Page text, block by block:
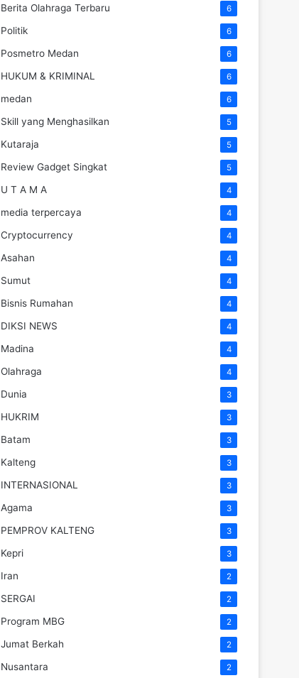
Berita Olahraga Terbaru 6
Politik 6
Posmetro Medan 6
HUKUM & KRIMINAL 6
medan 6
Skill yang Menghasilkan 5
Kutaraja 5
Review Gadget Singkat 5
U T A M A 4
media terpercaya 4
Cryptocurrency 4
Asahan 4
Sumut 4
Bisnis Rumahan 4
DIKSI NEWS 4
Madina 4
Olahraga 4
Dunia 3
HUKRIM 3
Batam 3
Kalteng 3
INTERNASIONAL 3
Agama 3
PEMPROV KALTENG 3
Kepri 3
Iran 2
SERGAI 2
Program MBG 2
Jumat Berkah 2
Nusantara 2